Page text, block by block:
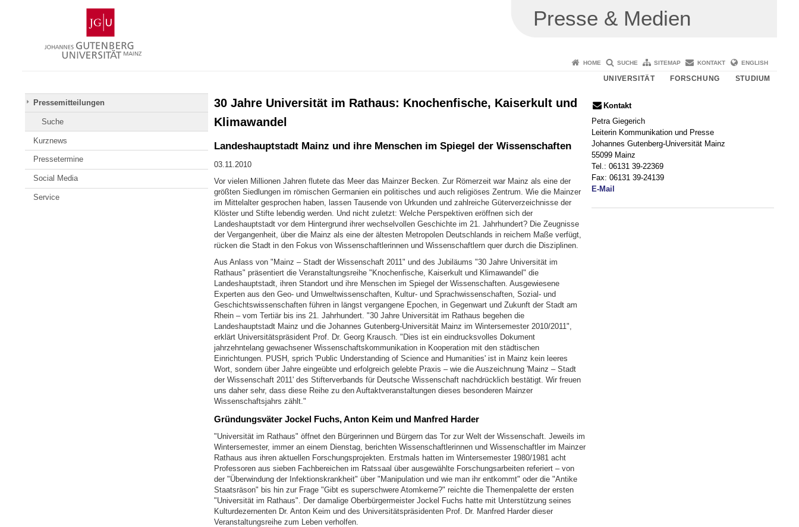
Gutenberg-
Universität
Mainz
Presse & Medien
HOME SUCHE SITEMAP KONTAKT ENGLISH
UNIVERSITÄT FORSCHUNG STUDIUM
Pressemitteilungen
Suche
Kurznews
Pressetermine
Social Media
Service
30 Jahre Universität im Rathaus: Knochenfische, Kaiserkult und
Klimawandel
Landeshauptstadt Mainz und ihre Menschen im Spiegel der Wissenschaften
03.11.2010
Vor vielen Millionen Jahren flutete das Meer das Mainzer Becken. Zur Römerzeit war Mainz als eine der
größten Siedlungen im römischen Germanien ein politisches und auch religiöses Zentrum. Wie die Mainzer
im Mittelalter gesprochen haben, lassen Tausende von Urkunden und zahlreiche Güterverzeichnisse der
Klöster und Stifte lebendig werden. Und nicht zuletzt: Welche Perspektiven eröffnen sich der
Landeshauptstadt vor dem Hintergrund ihrer wechselvollen Geschichte im 21. Jahrhundert? Die Zeugnisse
der Vergangenheit, über die Mainz als eine der ältesten Metropolen Deutschlands in reichem Maße verfügt,
rücken die Stadt in den Fokus von Wissenschaftlerinnen und Wissenschaftlern quer durch die Disziplinen.
Aus Anlass von "Mainz – Stadt der Wissenschaft 2011" und des Jubiläums "30 Jahre Universität im
Rathaus" präsentiert die Veranstaltungsreihe "Knochenfische, Kaiserkult und Klimawandel" die
Landeshauptstadt, ihren Standort und ihre Menschen im Spiegel der Wissenschaften. Ausgewiesene
Experten aus den Geo- und Umweltwissenschaften, Kultur- und Sprachwissenschaften, Sozial- und
Geschichtswissenschaften führen in längst vergangene Epochen, in Gegenwart und Zukunft der Stadt am
Rhein – vom Tertiär bis ins 21. Jahrhundert. "30 Jahre Universität im Rathaus begehen die
Landeshauptstadt Mainz und die Johannes Gutenberg-Universität Mainz im Wintersemester 2010/2011",
erklärt Universitätspräsident Prof. Dr. Georg Krausch. "Dies ist ein eindrucksvolles Dokument
jahrzehntelang gewachsener Wissenschaftskommunikation in Kooperation mit den städtischen
Einrichtungen. PUSH, sprich 'Public Understanding of Science and Humanities' ist in Mainz kein leeres
Wort, sondern über Jahre eingeübte und erfolgreich gelebte Praxis – wie die Auszeichnung 'Mainz – Stadt
der Wissenschaft 2011' des Stifterverbands für Deutsche Wissenschaft nachdrücklich bestätigt. Wir freuen
uns daher sehr, dass diese Reihe zu den Auftaktveranstaltungen dieses besonderen Mainzer
Wissenschaftsjahrs zählt."
Gründungsväter Jockel Fuchs, Anton Keim und Manfred Harder
"Universität im Rathaus" öffnet den Bürgerinnen und Bürgern das Tor zur Welt der Wissenschaft. Jeweils im
Wintersemester, immer an einem Dienstag, berichten Wissenschaftlerinnen und Wissenschaftler im Mainzer
Rathaus aus ihren aktuellen Forschungsprojekten. Erstmals hatten im Wintersemester 1980/1981 acht
Professoren aus sieben Fachbereichen im Ratssaal über ausgewählte Forschungsarbeiten referiert – von
der "Überwindung der Infektionskrankheit" über "Manipulation und wie man ihr entkommt" oder die "Antike
Staatsräson" bis hin zur Frage "Gibt es superschwere Atomkerne?" reichte die Themenpalette der ersten
"Universität im Rathaus". Der damalige Oberbürgermeister Jockel Fuchs hatte mit Unterstützung seines
Kulturdezernenten Dr. Anton Keim und des Universitätspräsidenten Prof. Dr. Manfred Harder dieser
Veranstaltungsreihe zum Leben verholfen.
Kontakt
Petra Giegerich
Leiterin Kommunikation und Presse
Johannes Gutenberg-Universität Mainz
55099 Mainz
Tel.: 06131 39-22369
Fax: 06131 39-24139
E-Mail